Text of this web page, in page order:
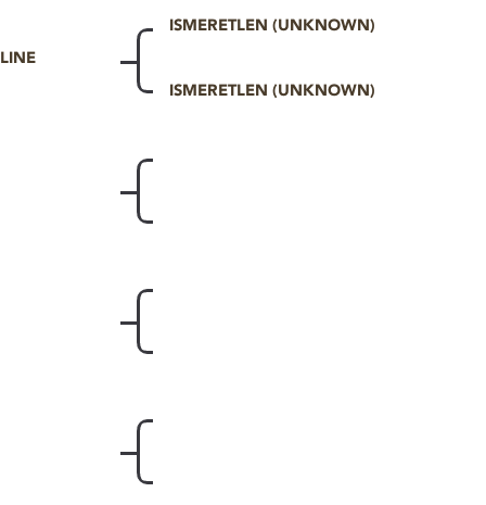
ISMERETLEN (UNKNOWN)
ISMERETLEN (UNKNOWN)